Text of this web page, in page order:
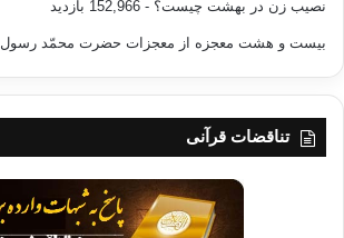
ناچیز بپردازد، پس منطق آنان ظالمانه و برخلاف
فردی مهم باشد مجازاتش کم و اگر فردی عادی باشد
است. اما قانون اسلام بر اساس منطق صحیح استوار
مهم بزرگ محسوب می شود و به همان نسبت کیفرش
شخص عادی کوچکتر به حساب می آید و کیفرش نیز
های ضعیف ساده تر است. زیرا آنان از قدرت نفسی که
نیستند و غلام و کنیز همیشه در ذلت و خواری به سر می
نصیب زن در بهشت چیست؟ - 152,966 بازدید
بیست و هشت معجزه از معجزات حضرت محمّد رسول
تناقضات قرآنی